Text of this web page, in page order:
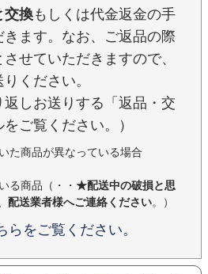
交換もしくは代金返金の手
ます。なお、ご返品の際
せていただきますので、
ください。
返しお送りする「返品・交
ご覧ください。）
た商品が異なっている場合
る商品（・・ ★配送中の破損と思
配送業者様へご連絡ください。）
をご覧ください。